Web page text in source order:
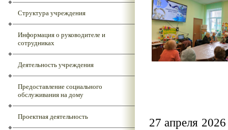
Структура учреждения
Информация о руководителе и
сотрудниках
Деятельность учреждения
Предоставление социального
обслуживания на дому
Проектная деятельность
27 апреля